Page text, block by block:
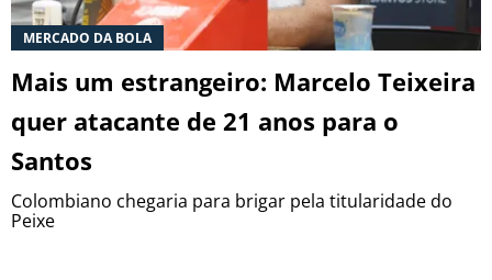
MERCADO DA BOLA
Mais um estrangeiro: Marcelo Teixeira
quer atacante de 21 anos para o
Santos
Colombiano chegaria para brigar pela titularidade do
Peixe